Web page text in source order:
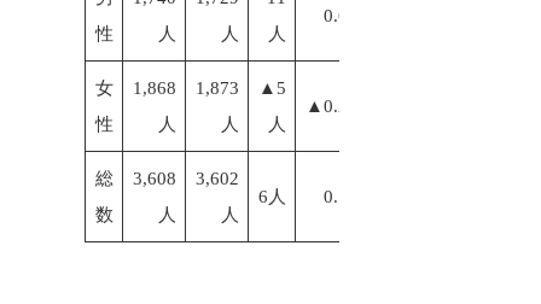
性
人
人
人
0.64%
女
性
1,868
人
1,873
人
▲5
人
▲0.27%
総
数
3,608
人
3,602
人
6人 0.17%